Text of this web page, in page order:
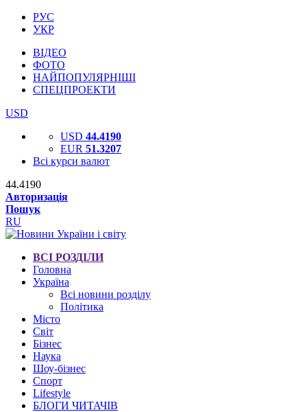
РУС
УКР
ВІДЕО
ФОТО
НАЙПОПУЛЯРНІШІ
СПЕЦПРОЕКТИ
USD
USD 44.4190
EUR 51.3207
Всі курси валют
44.4190
Авторизація
Пошук
RU
ВСІ РОЗДІЛИ
Головна
Україна
Всі новини розділу
Політика
Місто
Світ
Бізнес
Наука
Шоу-бізнес
Спорт
Lifestyle
БЛОГИ ЧИТАЧІВ